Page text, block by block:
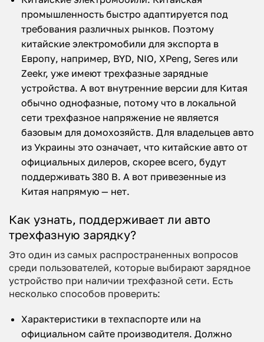
промышленность быстро адаптируется под
требования различных рынков. Поэтому
китайские электромобили для экспорта в
Европу, например, BYD, NIO, XPeng, Seres или
Zeekr, уже имеют трехфазные зарядные
устройства. А вот внутренние версии для Китая
обычно однофазные, потому что в локальной
сети трехфазное напряжение не является
базовым для домохозяйств. Для владельцев авто
из Украины это означает, что китайские авто от
официальных дилеров, скорее всего, будут
поддерживать 380 В. А вот привезенные из
Китая напрямую — нет.
Как узнать, поддерживает ли авто
трехфазную зарядку?
Это один из самых распространенных вопросов
среди пользователей, которые выбирают зарядное
устройство при наличии трехфазной сети. Есть
несколько способов проверить:
Характеристики в техпаспорте или на
официальном сайте производителя. Должно